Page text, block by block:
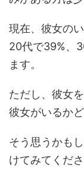
現在、彼女の
20代で39%、
ます。
ただし、彼女
彼女がいるか
そう思うかも
けてみてくださ